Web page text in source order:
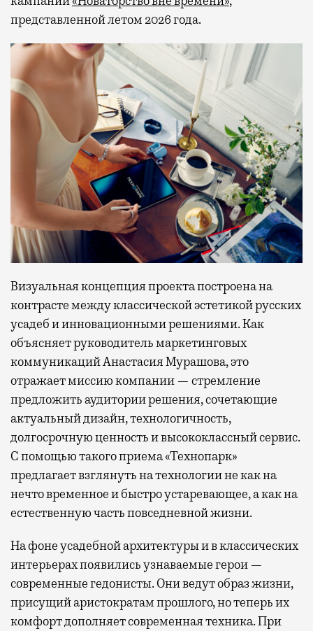
представленной летом 2026 года.
Визуальная концепция проекта построена на
контрасте между классической эстетикой русских
усадеб и инновационными решениями. Как
объясняет руководитель маркетинговых
коммуникаций Анастасия Мурашова, это
отражает миссию компании — стремление
предложить аудитории решения, сочетающие
актуальный дизайн, технологичность,
долгосрочную ценность и высококлассный сервис.
С помощью такого приема «Технопарк»
предлагает взглянуть на технологии не как на
нечто временное и быстро устаревающее, а как на
естественную часть повседневной жизни.
На фоне усадебной архитектуры и в классических
интерьерах появились узнаваемые герои —
современные гедонисты. Они ведут образ жизни,
присущий аристократам прошлого, но теперь их
комфорт дополняет современная техника. При